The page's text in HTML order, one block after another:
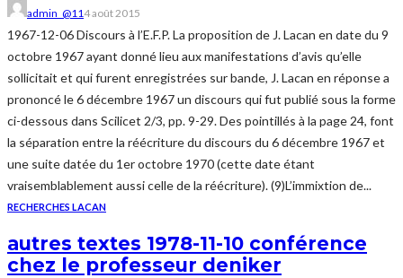
admin_@114 août 2015
1967-12-06 Discours à l’E.F.P. La proposition de J. Lacan en date du 9
octobre 1967 ayant donné lieu aux manifestations d’avis qu’elle
sollicitait et qui furent enregistrées sur bande, J. Lacan en réponse a
prononcé le 6 décembre 1967 un discours qui fut publié sous la forme
ci-dessous dans Scilicet 2/3, pp. 9-29. Des pointillés à la page 24, font
la séparation entre la réécriture du discours du 6 décembre 1967 et
une suite datée du 1er octobre 1970 (cette date étant
vraisemblablement aussi celle de la réécriture). (9)L’immixtion de...
RECHERCHES LACAN
autres textes 1978-11-10 conférence
chez le professeur deniker